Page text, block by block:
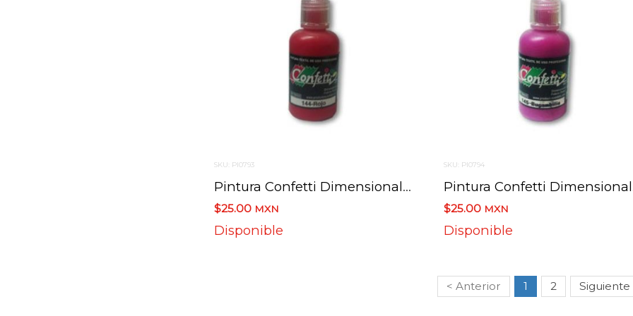
SKU: PI0793
Pintura Confetti Dimensional 144 Rojo 30 Ml.
$25.00 MXN
Disponible
SKU: PI0794
$25.00 MXN
Disponible
< Anterior 1 2 Siguiente